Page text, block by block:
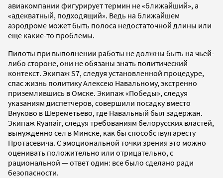
авиакомпании фигурирует термин не «ближайший», а
«адекватный, подходящий». Ведь на ближайшем
аэродроме может быть полоса недостаточной длины или
еще какие-то проблемы.
Пилоты при выполнении работы не должны быть на чьей-
либо стороне, они не обязаны знать политический
контекст. Экипаж S7, следуя установленной процедуре,
спас жизнь политику Алексею Навальному, экстренно
приземлившись в Омске. Экипаж «Победы», следуя
указаниям диспетчеров, совершили посадку вместо
Внуково в Шереметьево, где Навальный был задержан.
Экипаж Ryanair, следуя требованиям белорусских властей,
вынужденно сел в Минске, как бы способствуя аресту
Протасевича. С эмоциональной точки зрения это можно
оценивать положительно или отрицательно, с
рациональной — ответ один: все было сделано ради
безопасности.